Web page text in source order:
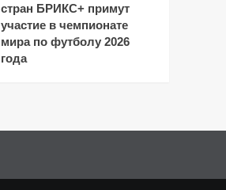
стран БРИКС+ примут
участие в чемпионате
мира по футболу 2026
года